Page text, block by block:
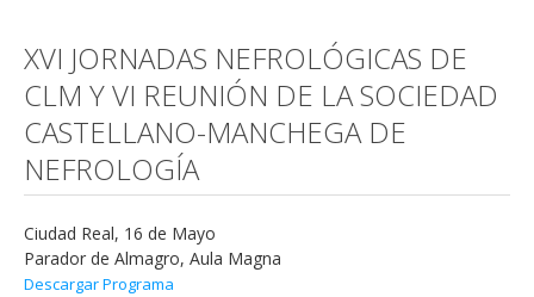
XVI JORNADAS NEFROLÓGICAS DE
CLM Y VI REUNIÓN DE LA SOCIEDAD
CASTELLANO-MANCHEGA DE
NEFROLOGÍA
Ciudad Real, 16 de Mayo
Parador de Almagro, Aula Magna
Descargar Programa